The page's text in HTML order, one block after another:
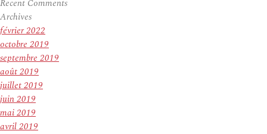
Recent Comments
Archives
février 2022
octobre 2019
septembre 2019
août 2019
juillet 2019
juin 2019
mai 2019
avril 2019